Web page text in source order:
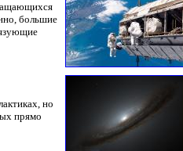
большие
но
прямо